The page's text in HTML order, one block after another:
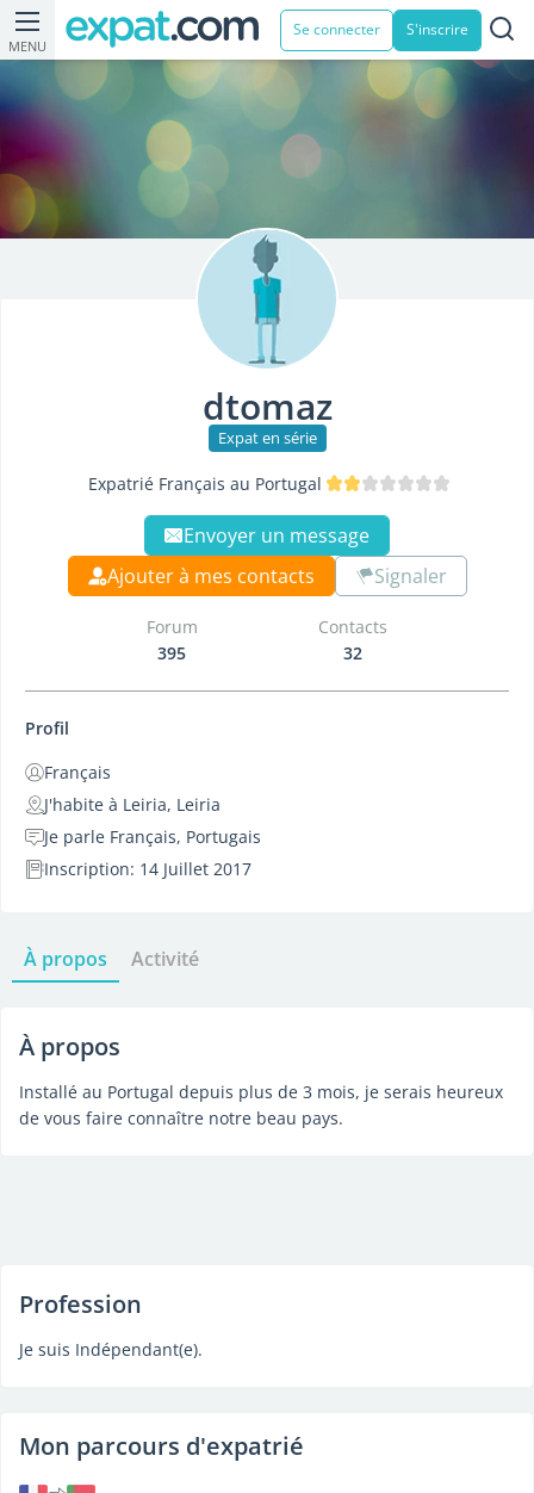
MENU
Se connecter S'inscrire
dtomaz
Expat en série
Expatrié Français au Portugal
Envoyer un message
Ajouter à mes contacts
Signaler
Forum
395
Contacts
32
Profil
Français
J'habite à Leiria, Leiria
Je parle Français, Portugais
Inscription: 14 Juillet 2017
À propos Activité
À propos
Installé au Portugal depuis plus de 3 mois, je serais heureux
de vous faire connaître notre beau pays.
Profession
Je suis Indépendant(e).
Mon parcours d'expatrié